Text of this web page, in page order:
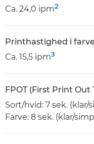
Ca. 24,0 ipm2
Printhastighed i farve
Ca. 15,5 ipm3
FPOT (First Print Out
Sort/hvid: 7 sek. (klar/
Farve: 8 sek. (klar/